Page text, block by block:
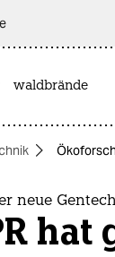
waldbrände
neue